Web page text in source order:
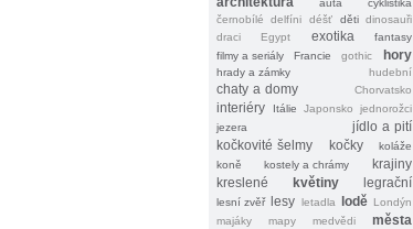
auta
cyklistika
černobílé
delfíni déšť děti dinosauři
draci
Egypt exotika
fantasy
filmy a seriály
Francie gothic hory
hrady a zámky hudební
chaty a domy Chorvatsko
interiéry Itálie Japonsko
jednorožci
jezera
jídlo a pití
kočkovité šelmy
kočky
koláže
koně
kostely a chrámy
krajiny
kreslené
květiny legrační
lesní zvěř lesy letadla lodě Londýn
majáky
mapy medvědi
města